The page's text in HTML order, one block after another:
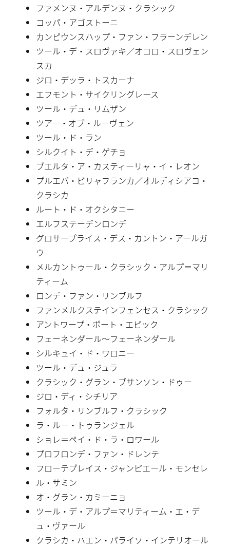
ファメンヌ・アルデンヌ・クラシック
コッパ・アゴストーニ
カンピウンスハップ・ファン・フラーンデレン
ツール・デ・スロヴァキ／オコロ・スロヴェン
スカ
ジロ・デッラ・トスカーナ
エフモント・サイクリングレース
ツール・デュ・リムザン
ツアー・オブ・ルーヴェン
ツール・ド・ラン
シルクイト・デ・ゲチョ
ブエルタ・ア・カスティーリャ・イ・レオン
プルエバ・ビリャフランカ／オルディシアコ・
クラシカ
ルート・ド・オクシタニー
エルフステーデンロンデ
グロサープライス・デス・カントン・アールガ
ウ
メルカントゥール・クラシック・アルプ＝マリ
ティーム
ロンデ・ファン・リンブルフ
ファンメルクステインフェンセス・クラシック
アントワープ・ポート・エピック
フェーネンダール〜フェーネンダール
シルキュイ・ド・ワロニー
ツール・デュ・ジュラ
クラシック・グラン・ブサンソン・ドゥー
ジロ・ディ・シチリア
フォルタ・リンブルフ・クラシック
ラ・ルー・トゥランジェル
ショレ＝ペイ・ド・ラ・ロワール
プロフロンデ・ファン・ドレンテ
フローテプレイス・ジャンピエール・モンセレ
ル・サミン
オ・グラン・カミーニョ
ツール・デ・アルプ＝マリティーム・エ・デ
ュ・ヴァール
クラシカ・ハエン・パライソ・インテリオール